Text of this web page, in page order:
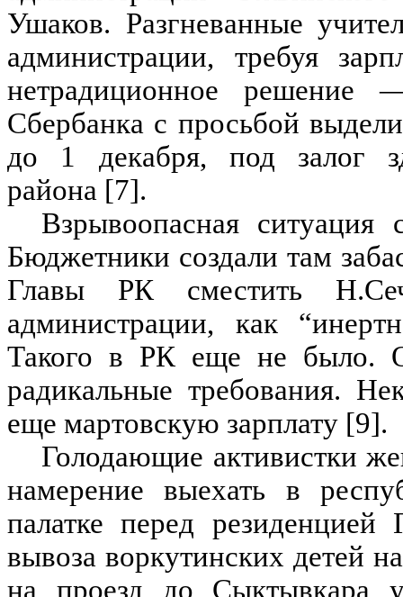
Ушаков. Разгневанные
администрации, требуя
нетрадиционное решение
Сбербанка с просьбой
до 1 декабря, под залог
района [7].
Взрывоопасная ситуация
Бюджетники создали там
Главы РК сместить
администрации, как
Такого в РК еще не было.
радикальные требования.
еще мартовскую зарплату [9].
Голодающие активистки
намерение выехать в
палатке перед
вывоза воркутинских детей
на проезд до Сыктывкара